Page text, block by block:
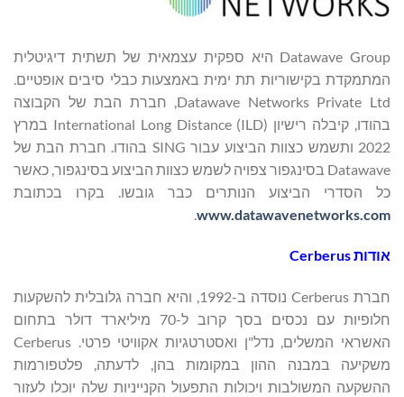
Datawave Group היא ספקית עצמאית של תשתית דיגיטלית
המתמקדת בקישוריות תת ימית באמצעות כבלי סיבים אופטיים.
Datawave Networks Private Ltd, חברת הבת של הקבוצה
בהודו, קיבלה רישיון International Long Distance (ILD) במרץ
2022 ותשמש כצוות הביצוע עבור SING בהודו. חברת הבת של
Datawave בסינגפור צפויה לשמש כצוות הביצוע בסינגפור, כאשר
כל הסדרי הביצוע הנותרים כבר גובשו. בקרו בכתובת
www.datawavenetworks.com
אודותCerberus
חברת Cerberus נוסדה ב-1992, והיא חברה גלובלית להשקעות
חלופיות עם נכסים בסך קרוב ל-70 מיליארד דולר בתחום
האשראי המשלים, נדל"ן ואסטרטגיות אקוויטי פרטי. Cerberus
משקיעה במבנה ההון במקומות בהן, לדעתה, פלטפורמות
ההשקעה המשולבות ויכולות התפעול הקנייניות שלה יוכלו לעזור